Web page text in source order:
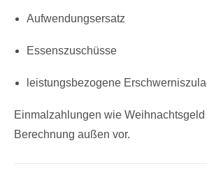
Aufwendungsersatz
Essenszuschüsse
leistungsbezogene
Einmalzahlungen wie
Berechnung außen vor.